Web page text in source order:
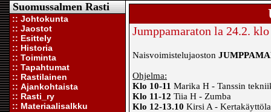
Suomussalmen Rasti
:: Johtokunta
:: Jaostot
:: Esittely
:: Historia
:: Toiminta
:: Tapahtumat
:: Rastilainen
:: Ajankohtaista
:: Rasti_ry
:: Materiaalisalkku
Jumppamaraton la 24.2.
Naisvoimistelujaoston
Ohjelma:
Klo 10-11 Marika H - Tanssin
Klo 11-12 Tiia H - Zumba
Klo 12-13.10 Kirsi A -